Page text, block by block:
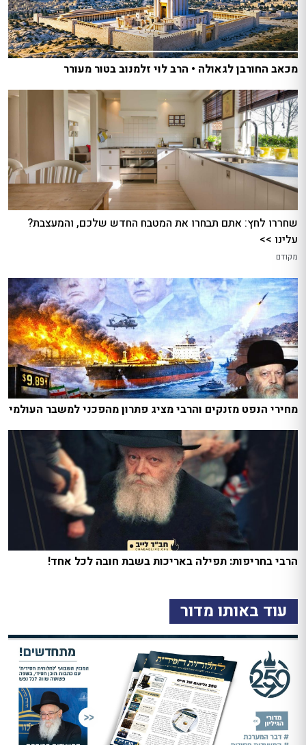
מכאב החורבן לגאולה • הרב לוי זלמנוב בטור מעורר
שחררו לחץ: אתם תבחרו את המטבח החדש שלכם, והמעצבת?
עלינו >>
מקודם
מחירי הנפט מזנקים והרבי מציג פתרון מהפכני למשבר העולמי
הרבי בחריפות: תפילה באריכות בשבת חובה לכל אחד!
עוד באותו מדור